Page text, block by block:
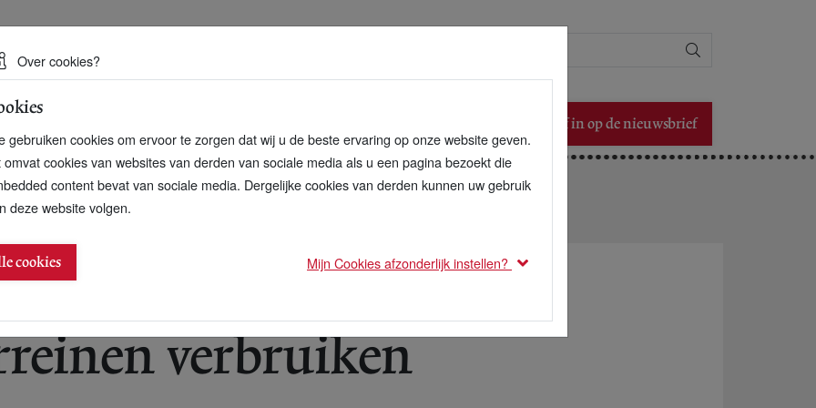
duurzame toekomst
Schrijf in op de nieuwsbrief
water als 4,7 miljard armen nodig hebben
verbruiken
Over cookies?
gebruiken cookies om ervoor te zorgen dat wij u de beste ervaring op onze website geven.
omvat cookies van websites van derden van sociale media als u een pagina bezoekt die
content bevat van sociale media. Dergelijke cookies van derden kunnen uw gebruik
deze website volgen.
cookies Mijn Cookies afzonderlijk instellen?